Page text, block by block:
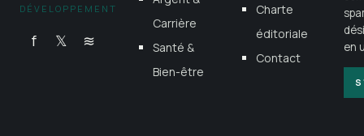
DÉVELOPPEMENT
f 𝕏 ≋
Carrière
Santé &
Bien-être
Charte
éditoriale
Contact
en